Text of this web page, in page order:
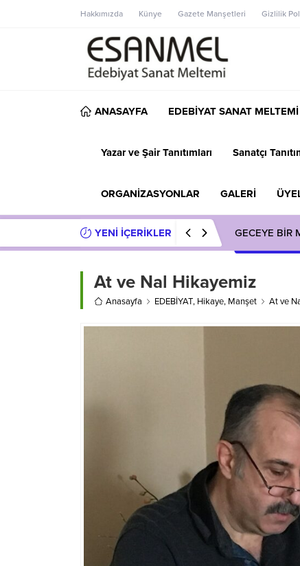
Hakkımızda Künye Gazete Manşetleri Gizlilik
ANASAYFA EDEBİYAT SANAT
Yazar ve Şair Tanıtımları Sanatçı
ORGANİZASYONLAR GALERİ
YENİ İÇERİKLER GECEYE BİR
At ve Nal Hikayemiz
Anasayfa EDEBİYAT, Hikaye, Manşet At ve